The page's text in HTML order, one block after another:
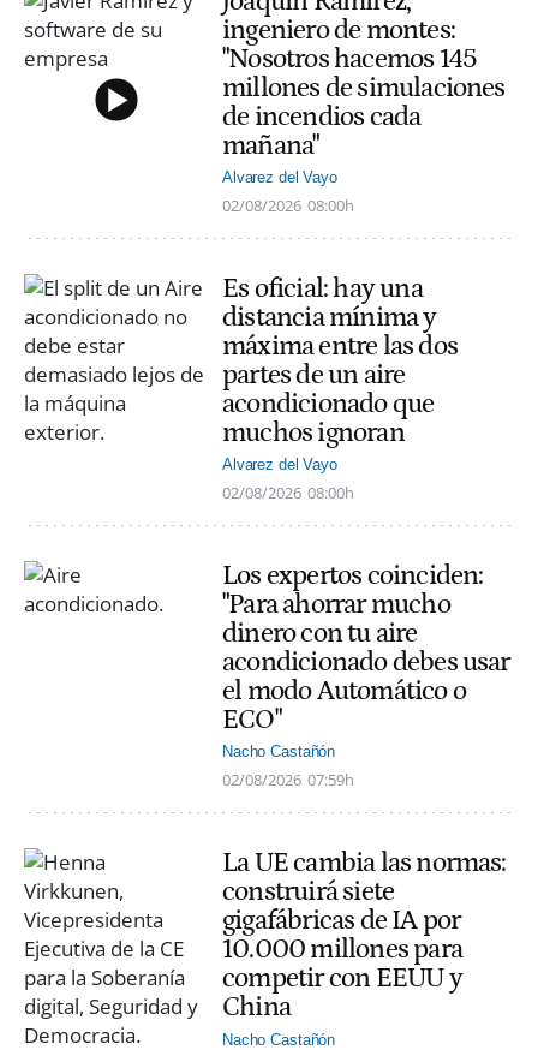
ingeniero de montes:
"Nosotros hacemos 145
millones de simulaciones
de incendios cada
mañana"
Alvarez del Vayo
02/08/2026 08:00h
Es oficial: hay una
distancia mínima y
máxima entre las dos
partes de un aire
acondicionado que
muchos ignoran
Alvarez del Vayo
02/08/2026 08:00h
Los expertos coinciden:
"Para ahorrar mucho
dinero con tu aire
acondicionado debes usar
el modo Automático o
ECO"
Nacho Castañón
02/08/2026 07:59h
La UE cambia las normas:
construirá siete
gigafábricas de IA por
10.000 millones para
competir con EEUU y
China
Nacho Castañón